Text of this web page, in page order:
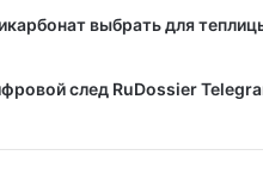
выбрать для
след RuDossier